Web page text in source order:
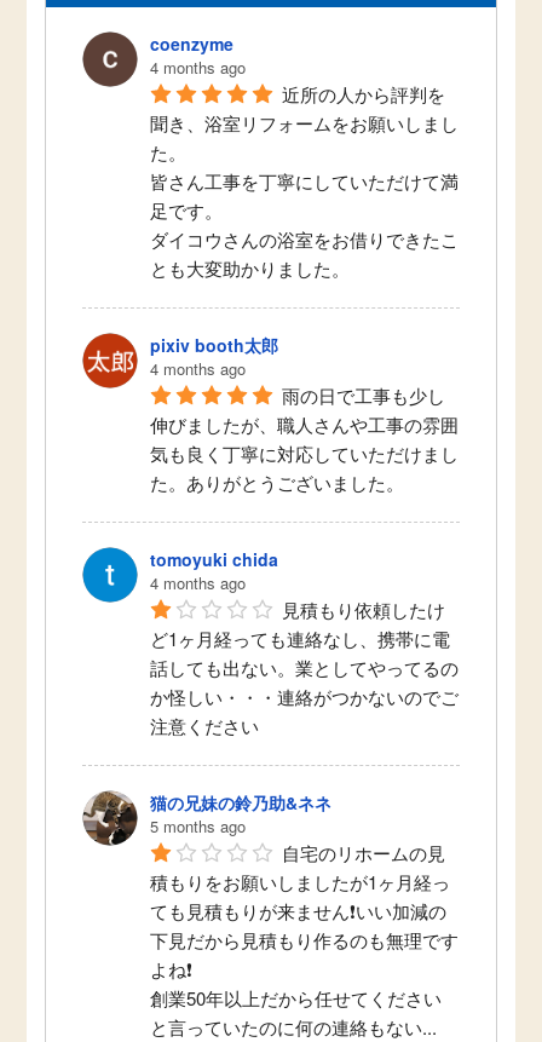
2世帯住宅 水廻りを一度にリフォー
ム 快適な暮らしに！ 綾瀬市T様
coenzyme
4 months ago
近所の人から評判を
聞き、浴室リフォームをお願いしまし
た。
皆さん工事を丁寧にしていただけて満
足です。
ダイコウさんの浴室をお借りできたこ
とも大変助かりました。
pixiv booth太郎
4 months ago
雨の日で工事も少し
伸びましたが、職人さんや工事の雰囲
気も良く丁寧に対応していただけまし
た。ありがとうございました。
tomoyuki chida
4 months ago
見積もり依頼したけ
ど1ヶ月経っても連絡なし、携帯に電
話しても出ない。業としてやってるの
か怪しい・・・連絡がつかないのでご
注意ください
猫の兄妹の鈴乃助&ネネ
5 months ago
自宅のリホームの見
積もりをお願いしましたが1ヶ月経っ
ても見積もりが来ません❗いい加減の
下見だから見積もり作るのも無理です
よね❗
創業50年以上だから任せてください
と言っていたのに何の連絡もない...